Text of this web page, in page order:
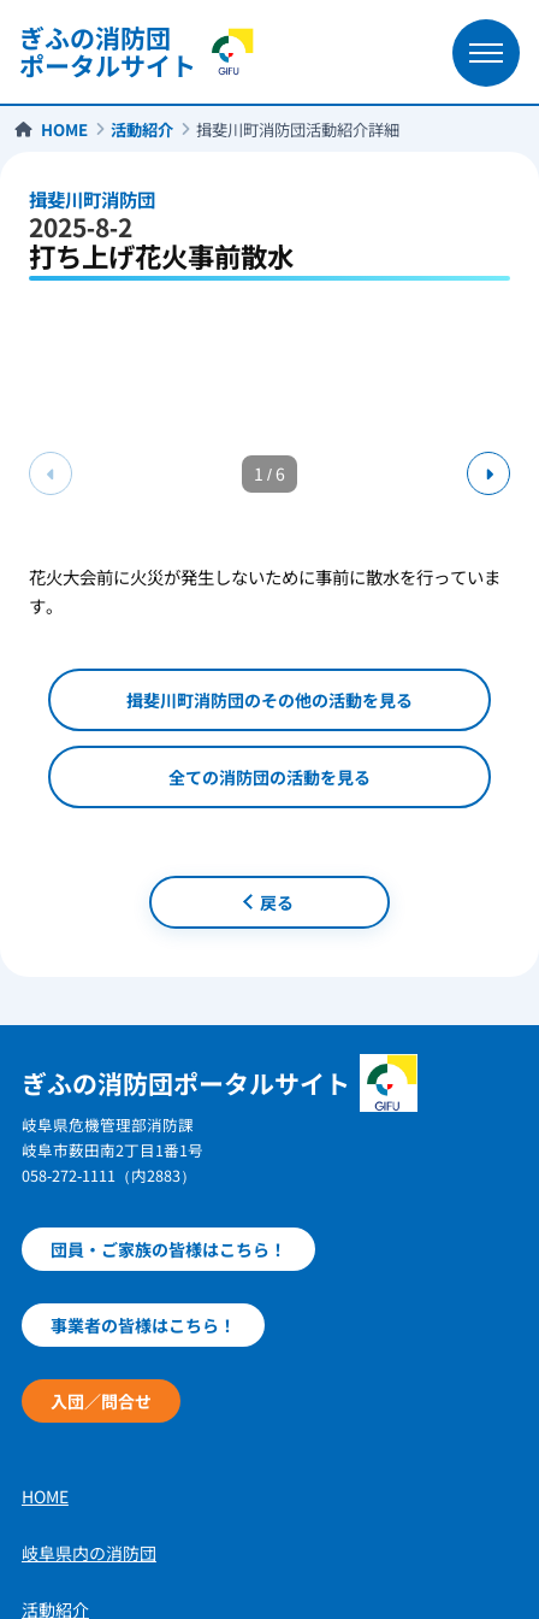
ぎふの消防団
ポータルサイト
HOME 活動紹介 揖斐川町消防団活動紹介詳細
揖斐川町消防団
2025-8-2
打ち上げ花火事前散水
1 / 6
花火大会前に火災が発生しないために事前に散水を行っていま
す。
揖斐川町消防団のその他の活動を見る
全ての消防団の活動を見る
戻る
ぎふの消防団ポータルサイト
岐阜県危機管理部消防課
岐阜市薮田南2丁目1番1号
058-272-1111（内2883）
団員・ご家族の皆様はこちら！
事業者の皆様はこちら！
入団／問合せ
HOME
岐阜県内の消防団
活動紹介